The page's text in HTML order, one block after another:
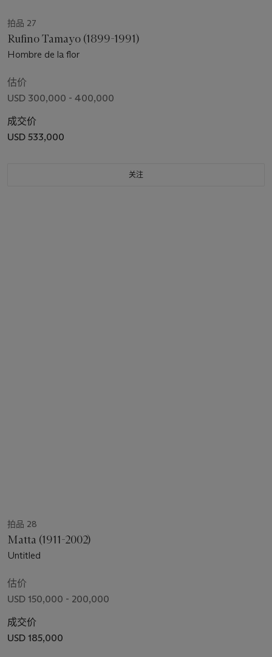
拍品 27
Rufino Tamayo (1899-1991)
Hombre de la flor
估价
USD 300,000 - 400,000
成交价
USD 533,000
关注
拍品 28
Matta (1911-2002)
Untitled
估价
USD 150,000 - 200,000
成交价
USD 185,000